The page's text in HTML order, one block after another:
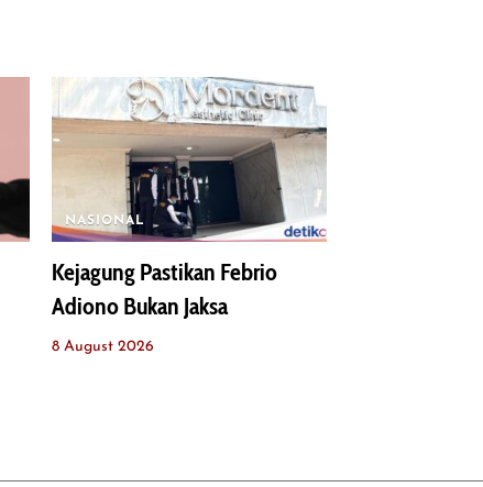
NASIONAL
Kejagung Pastikan Febrio
Adiono Bukan Jaksa
8 August 2026